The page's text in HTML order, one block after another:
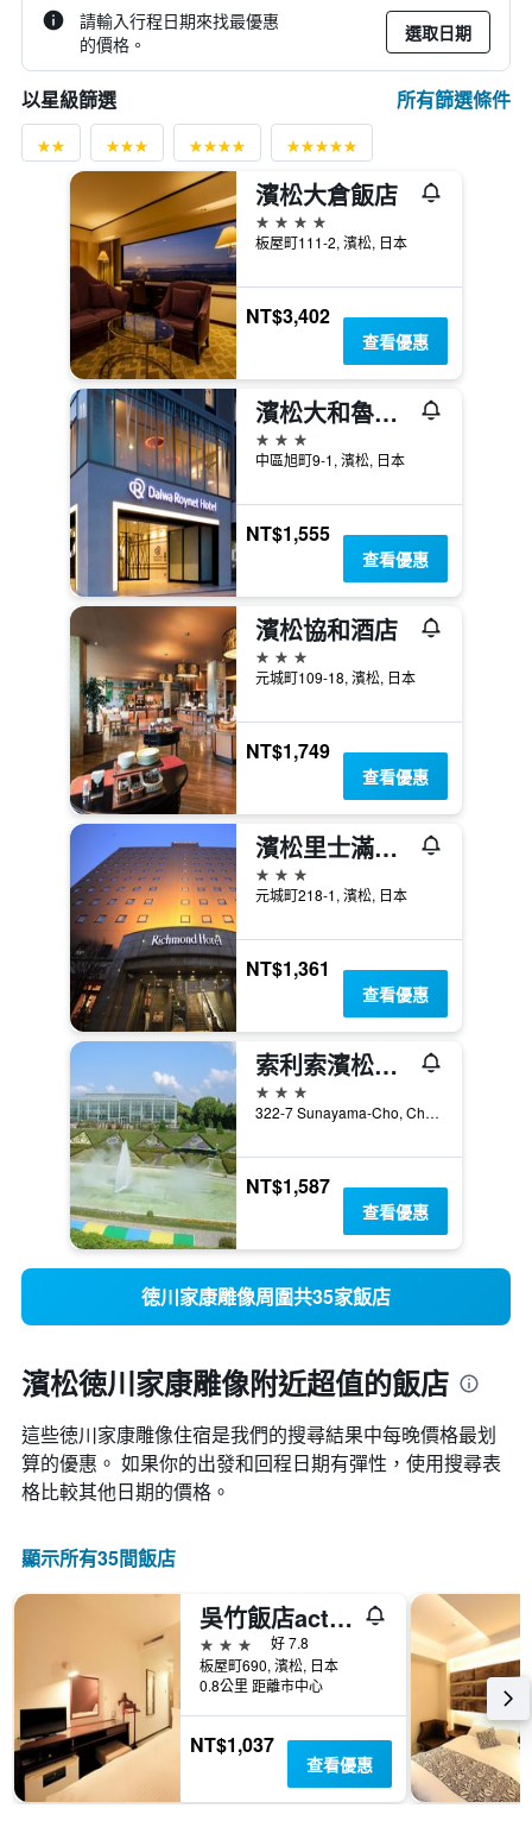
請輸入行程日期來找最優惠
的價格。
選取日期
以星級篩選 所有篩選條件
濱松大倉飯店
4星級
板屋町111-2, 濱松, 日本
NT$3,402
查看優惠
濱松大和魯內酒店
3星級
中區旭町9-1, 濱松, 日本
NT$1,555
查看優惠
濱松協和酒店
3星級
元城町109-18, 濱松, 日本
NT$1,749
查看優惠
濱松里士滿酒店
3星級
元城町218-1, 濱松, 日本
NT$1,361
查看優惠
索利索濱松酒店
3星級
322-7 Sunayama-Cho, Chuo-ku, 濱松, 日本
NT$1,587
查看優惠
徳川家康雕像周圍共35家飯店
濱松徳川家康雕像附近超值的飯店
這些徳川家康雕像​住宿是我們的搜尋結果中每晚價格最划
算的優惠。 如果你的出發和回程日期有彈性，使用搜尋表
格比較其他日期的價格。
顯示所有35間飯店
吳竹飯店act 濱松
3星級
好 7.8
板屋町690, 濱松, 日本
0.8公里 距離市中心
NT$1,037
查看優惠